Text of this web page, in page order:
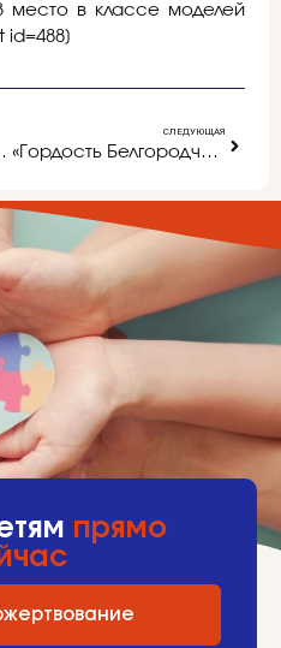
в классе моделей
id=488]
СЛЕДУЮЩАЯ
«Гордость Белгородчины – будущее России!»
прямо